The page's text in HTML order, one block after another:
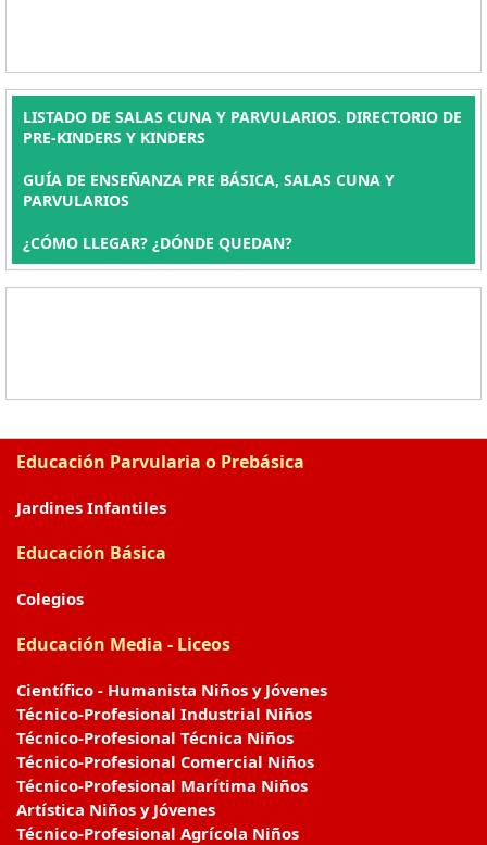
LISTADO DE SALAS CUNA Y PARVULARIOS. DIRECTORIO DE
PRE-KINDERS Y KINDERS
GUÍA DE ENSEÑANZA PRE BÁSICA, SALAS CUNA Y
PARVULARIOS
¿CÓMO LLEGAR? ¿DÓNDE QUEDAN?
Educación Parvularia o Prebásica
Jardines Infantiles
Educación Básica
Colegios
Educación Media - Liceos
Científico - Humanista Niños y Jóvenes
Técnico-Profesional Industrial Niños
Técnico-Profesional Técnica Niños
Técnico-Profesional Comercial Niños
Técnico-Profesional Marítima Niños
Artística Niños y Jóvenes
Técnico-Profesional Agrícola Niños